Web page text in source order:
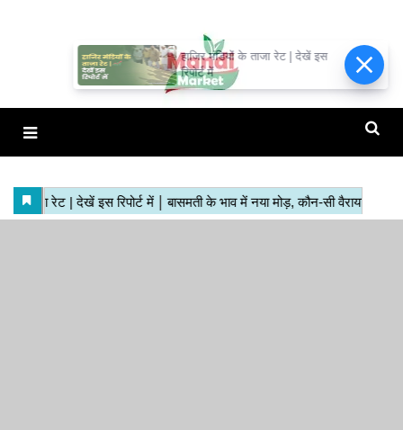
हाजिर मंडियों के ताजा रेट | देखें इस
रिपोर्ट में